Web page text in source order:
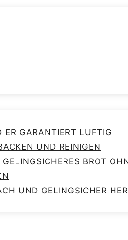
ER GARANTIERT LUFTIG
UND REINIGEN
BROT
UND GELINGSICHER